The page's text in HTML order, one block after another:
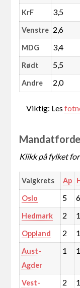
KrF 3,5
Venstre 2,6
MDG 3,4
Rødt 5,5
Andre 2,0
Viktig: Les
Klikk på fylket
Valgkrets Ap
Oslo 5 6
Hedmark 2 1
Oppland 2 1
Aust-
Agder
1 1
Vest-
2